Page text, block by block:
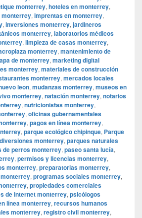
monterrey, hoteles en monterrey,
monterrey, imprentas en monterrey,
, inversiones monterrey, jardineros
monterrey, laboratorios médicos
, limpieza de casas monterrey,
monterrey, mantenimiento de
de monterrey, marketing digital
monterrey, materiales de construcción
monterrey, mercados locales
leon, mudanzas monterrey, museos en
monterrey, natación monterrey, notarios
, nutricionistas monterrey,
, oficinas gubernamentales
, pagos en línea monterrey,
, parque ecológico chipinque, Parque
monterrey, parques naturales
de perros monterrey, paseo santa lucía,
, permisos y licencias monterrey,
monterrey, preparatorias monterrey,
, programas sociales monterrey,
, propiedades comerciales
de internet monterrey, psicólogos
línea monterrey, recursos humanos
monterrey, registro civil monterrey,